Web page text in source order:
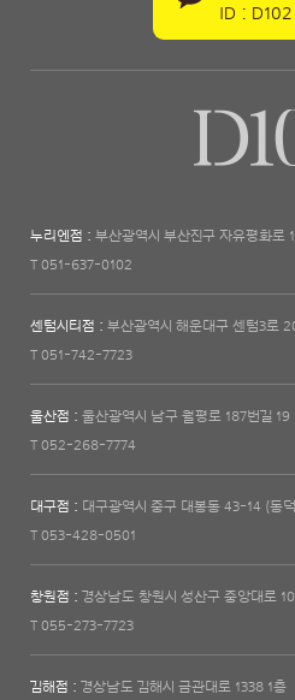
ID : D102
누리엔점 : 부산광역시 부산진구 자유평화로
T 051-637-0102
센텀시티점 : 부산광역시 해운대구 센텀3로
T 051-742-7723
울산점 : 울산광역시 남구 월평로 187번길 19
T 052-268-7774
대구점 : 대구광역시 중구 대봉동 43-14 (동
T 053-428-0501
창원점 : 경상남도 창원시 성산구 중앙대로
T 055-273-7723
김해점 : 경상남도 김해시 금관대로 1338 1층